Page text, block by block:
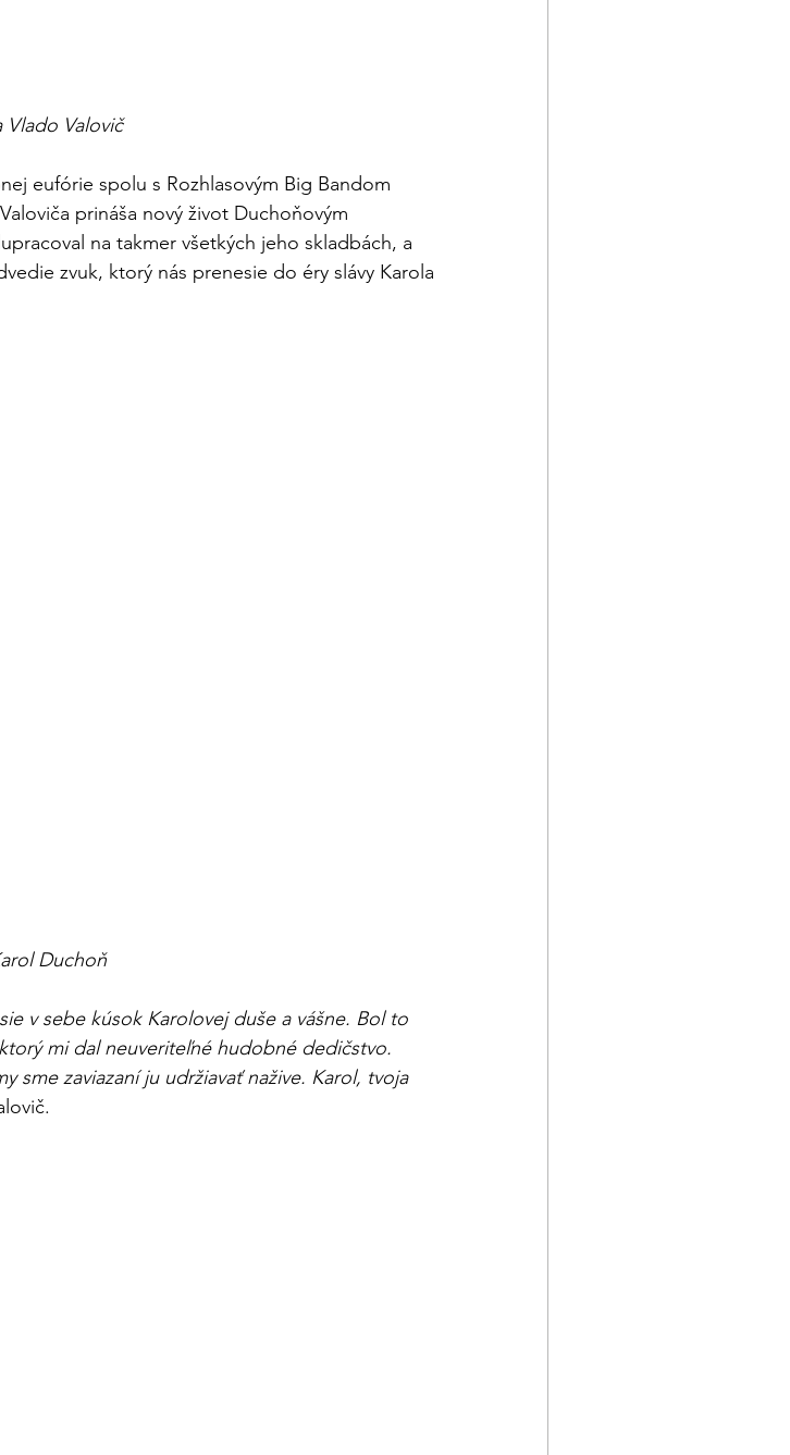
Valovič
eufórie spolu s Rozhlasovým Big Bandom
prináša nový život Duchoňovým
na takmer všetkých jeho skladbách, a
zvuk, ktorý nás prenesie do éry slávy Karola
Duchoň
v sebe kúsok Karolovej duše a vášne. Bol to
mi dal neuveriteľné hudobné dedičstvo.
sme zaviazaní ju udržiavať nažive. Karol, tvoja